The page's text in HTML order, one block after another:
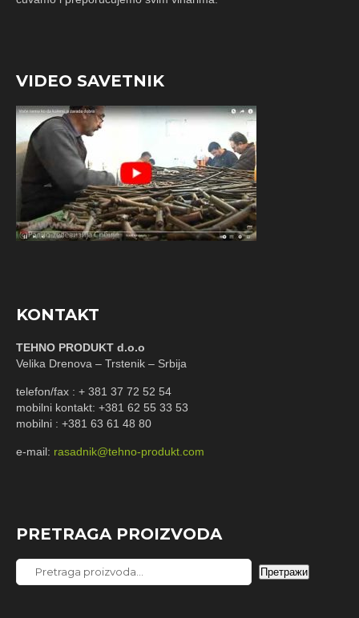
VIDEO SAVETNIK
KONTAKT
TEHNO PRODUKT d.o.o
Velika Drenova – Trstenik – Srbija
telefon/fax : + 381 37 72 52 54
mobilni kontakt: +381 62 55 33 53
mobilni : +381 63 61 48 80
e-mail: rasadnik@tehno-produkt.com
PRETRAGA PROIZVODA
Pretraga
za:
Претражи